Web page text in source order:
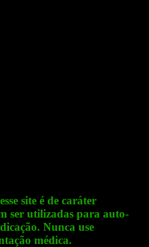
site é de caráter
ser utilizadas para auto-
Nunca use
médica.